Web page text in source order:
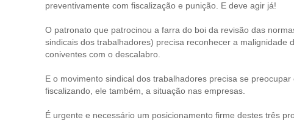
preventivamente com fiscalização e punição. E deve agir já!
O patronato que patrocinou a farra do boi da revisão das
sindicais dos trabalhadores) precisa reconhecer a malignidade
coniventes com o descalabro.
E o movimento sindical dos trabalhadores precisa se
fiscalizando, ele também, a situação nas empresas.
É urgente e necessário um posicionamento firme destes três